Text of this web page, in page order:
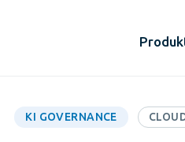
KI GOVERNANCE